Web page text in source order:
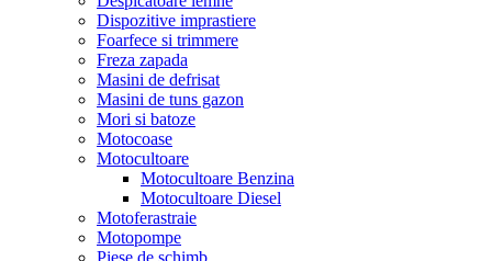
Dispozitive imprastiere
Foarfece si trimmere
Freza zapada
Masini de defrisat
Masini de tuns gazon
Mori si batoze
Motocoase
Motocultoare
Motocultoare Benzina
Motocultoare Diesel
Motoferastraie
Motopompe
Piese de schimb